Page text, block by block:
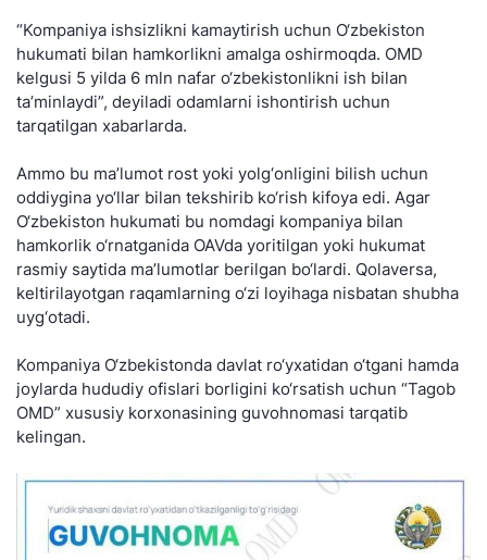
“Kompaniya ishsizlikni kamaytirish uchun O‘zbekiston
hukumati bilan hamkorlikni amalga oshirmoqda. OMD
kelgusi 5 yilda 6 mln nafar o‘zbekistonlikni ish bilan
ta’minlaydi”, deyiladi odamlarni ishontirish uchun
tarqatilgan xabarlarda.
Ammo bu ma’lumot rost yoki yolg‘onligini bilish uchun
oddiygina yo‘llar bilan tekshirib ko‘rish kifoya edi. Agar
O‘zbekiston hukumati bu nomdagi kompaniya bilan
hamkorlik o‘rnatganida OAVda yoritilgan yoki hukumat
rasmiy saytida ma’lumotlar berilgan bo‘lardi. Qolaversa,
keltirilayotgan raqamlarning o‘zi loyihaga nisbatan shubha
uyg‘otadi.
Kompaniya O‘zbekistonda davlat ro‘yxatidan o‘tgani hamda
joylarda hududiy ofislari borligini ko‘rsatish uchun “Tagob
OMD” xususiy korxonasining guvohnomasi tarqatib
kelingan.